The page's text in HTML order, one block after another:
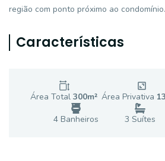
região com ponto próximo ao condomínio.
Características
Área Total 300m² Área Privativa
4Banheiros 3 Suítes